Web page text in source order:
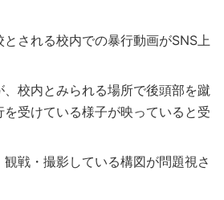
される校内での暴行動画がSNS上
校内とみられる場所で後頭部を蹴
を受けている様子が映っていると受
戦・撮影している構図が問題視さ